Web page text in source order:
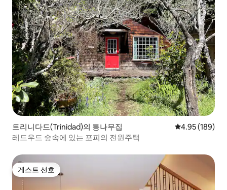
트리니다드(Trinidad)의 통나무집 평점 4.95점(5
4.95 (189)
레드우드 숲속에 있는 포피의 전원주택
게스트 선호
게스트 선호